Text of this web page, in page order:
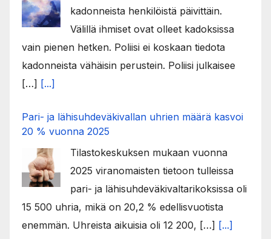
kadonneista henkilöistä päivittäin.
Välillä ihmiset ovat olleet kadoksissa
vain pienen hetken. Poliisi ei koskaan tiedota
kadonneista vähäisin perustein. Poliisi julkaisee
[…] [...]
Pari- ja lähisuhdeväkivallan uhrien määrä kasvoi
20 % vuonna 2025
Tilastokeskuksen mukaan vuonna
2025 viranomaisten tietoon tulleissa
pari- ja lähisuhdeväkivaltarikoksissa oli
15 500 uhria, mikä on 20,2 % edellisvuotista
enemmän. Uhreista aikuisia oli 12 200, […] [...]